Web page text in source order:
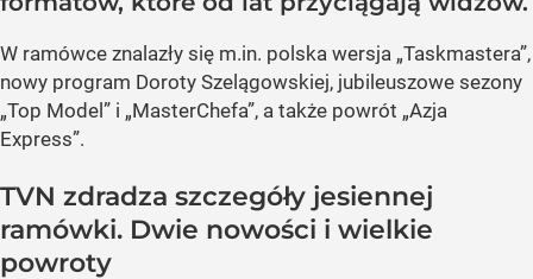
W ramówce znalazły się m.in. polska wersja „Taskmastera”,
nowy program Doroty Szelągowskiej, jubileuszowe sezony
„Top Model” i „MasterChefa”, a także powrót „Azja
Express”.
TVN zdradza szczegóły jesiennej
ramówki. Dwie nowości i wielkie
powroty